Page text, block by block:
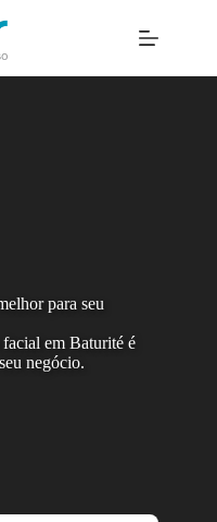
para seu
em Baturité é
negócio.